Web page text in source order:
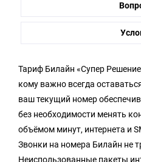
Тариф Билайн «Супер
кому важно всегда
ваш текущий номер
без необходимости менять
объёмом минут, интернета и
Звонки на номера Билайн не
Неиспользованные пакеты